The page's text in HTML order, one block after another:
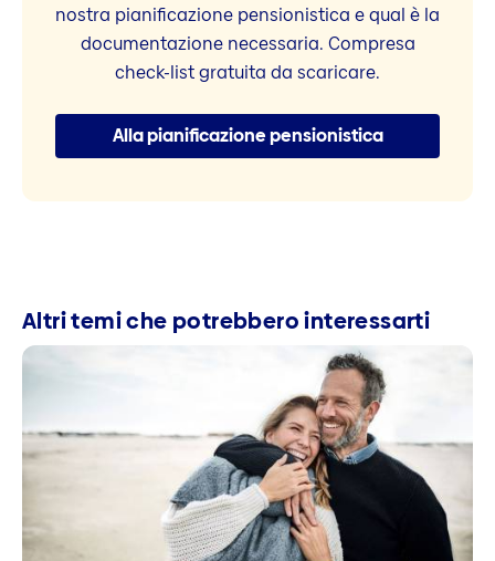
nostra pianificazione pensionistica e qual è la
documentazione necessaria. Compresa
check-list gratuita da scaricare.
Alla pianificazione pensionistica
Altri temi che potrebbero interessarti